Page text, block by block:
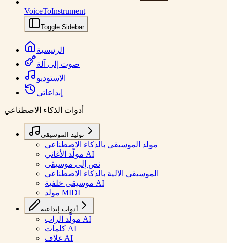
VoiceToInstrument
Toggle Sidebar
الرئيسية
صوت إلى آلة
الاستوديو
إبداعاتي
أدوات الذكاء الاصطناعي
توليد الموسيقى
مولد الموسيقى بالذكاء الاصطناعي
مولّد الأغاني AI
نص إلى موسيقى
الموسيقى الآلية بالذكاء الاصطناعي
موسيقى خلفية AI
مولد MIDI
أدوات إبداعية
مولّد الراب AI
كلمات AI
غلاف AI